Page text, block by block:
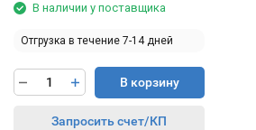
В наличии у поставщика
Отгрузка в течение 7-14 дней
В корзину
Запросить счет/КП